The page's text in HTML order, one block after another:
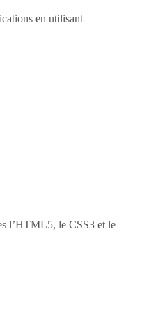
en utilisant
l’HTML5, le CSS3 et le